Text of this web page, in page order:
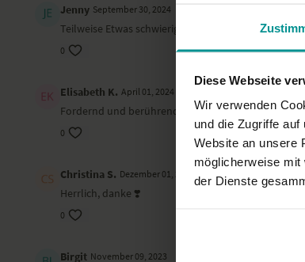
Diese Webseite
Wir verwenden
und die Zugriffe
Website an unsere
möglicherweise
der Dienste
Jenny September 30, 2024
Teilweise Etwas schwierig für unbewegliche
0
Elisabeth K. April 01, 2024
Fordernd und berührend; für mich heute am
0
Christina S. Dezember 01, 2023
Herrlich, danke ❣️
0
Birgit November 09, 2023